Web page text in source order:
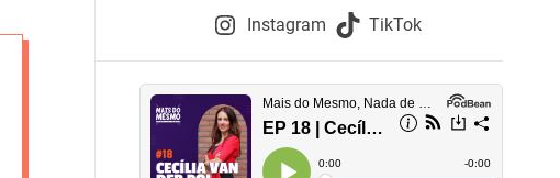
s
Instagram TikTok